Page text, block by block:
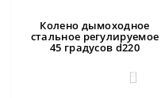
Колено дымоходное
стальное регулируемое
45 градусов d220
0